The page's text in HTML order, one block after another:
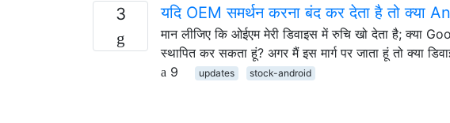
3 यदि OEM समर्थन करना बंद कर देता है तो क्या
मान लीजिए कि ओईएम मेरी डिवाइस में रुचि खो देता है; क्या
स्थापित कर सकता हूं? अगर मैं इस मार्ग पर जाता हूं तो क्या
9
updates stock-android